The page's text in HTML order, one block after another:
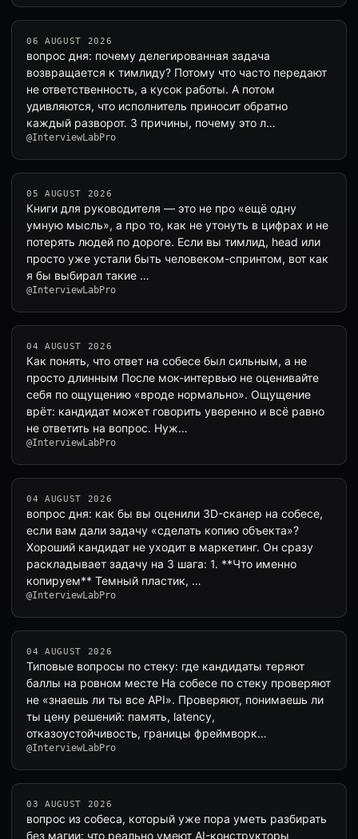
06 AUGUST 2026
вопрос дня: почему делегированная задача
возвращается к тимлиду? Потому что часто передают
не ответственность, а кусок работы. А потом
удивляются, что исполнитель приносит обратно
каждый разворот. 3 причины, почему это л…
@InterviewLabPro
05 AUGUST 2026
Книги для руководителя — это не про «ещё одну
умную мысль», а про то, как не утонуть в цифрах и не
потерять людей по дороге. Если вы тимлид, head или
просто уже устали быть человеком-спринтом, вот как
я бы выбирал такие …
@InterviewLabPro
04 AUGUST 2026
Как понять, что ответ на собесе был сильным, а не
просто длинным После мок-интервью не оценивайте
себя по ощущению «вроде нормально». Ощущение
врёт: кандидат может говорить уверенно и всё равно
не ответить на вопрос. Нуж…
@InterviewLabPro
04 AUGUST 2026
вопрос дня: как бы вы оценили 3D-сканер на собесе,
если вам дали задачу «сделать копию объекта»?
Хороший кандидат не уходит в маркетинг. Он сразу
раскладывает задачу на 3 шага: 1. **Что именно
копируем** Темный пластик, …
@InterviewLabPro
04 AUGUST 2026
Типовые вопросы по стеку: где кандидаты теряют
баллы на ровном месте На собесе по стеку проверяют
не «знаешь ли ты все API». Проверяют, понимаешь ли
ты цену решений: память, latency,
отказоустойчивость, границы фреймворк…
@InterviewLabPro
03 AUGUST 2026
вопрос из собеса, который уже пора уметь разбирать
без магии: что реально умеют AI-конструкторы